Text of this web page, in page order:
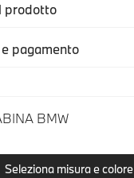
prodotto
pagamento
BMW
Seleziona misura e colore